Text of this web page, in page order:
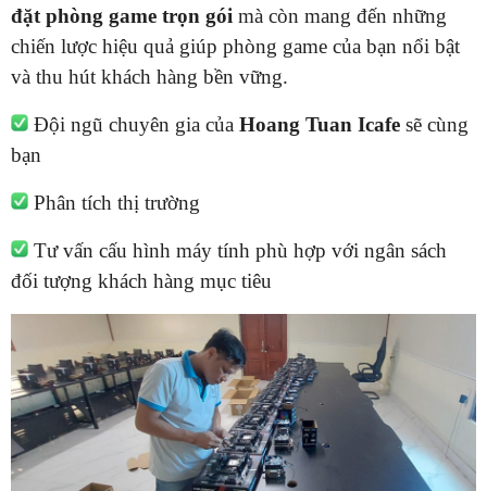
đặt phòng game trọn gói mà còn mang đến những
chiến lược hiệu quả giúp phòng game của bạn nổi bật
và thu hút khách hàng bền vững.
Đội ngũ chuyên gia của Hoang Tuan Icafe sẽ cùng
bạn
Phân tích thị trường
Tư vấn cấu hình máy tính phù hợp với ngân sách
đối tượng khách hàng mục tiêu